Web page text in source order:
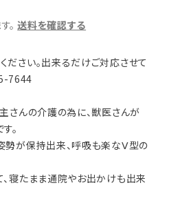
。 送料を確認する
さい。出来るだけご対応させて
7644
さんの介護の為に、獣医さんが
。
勢が保持出来、呼吸も楽なⅤ型の
、寝たまま通院やお出かけも出来